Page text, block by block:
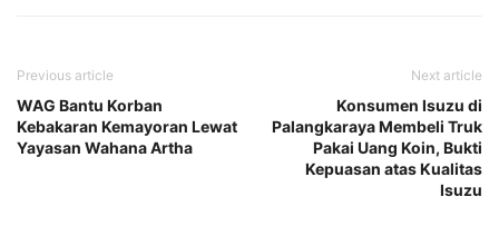
Previous article
WAG Bantu Korban
Kebakaran Kemayoran Lewat
Yayasan Wahana Artha
Next article
Konsumen Isuzu di
Palangkaraya Membeli Truk
Pakai Uang Koin, Bukti
Kepuasan atas Kualitas
Isuzu